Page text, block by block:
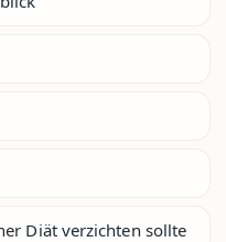
Diät verzichten sollte